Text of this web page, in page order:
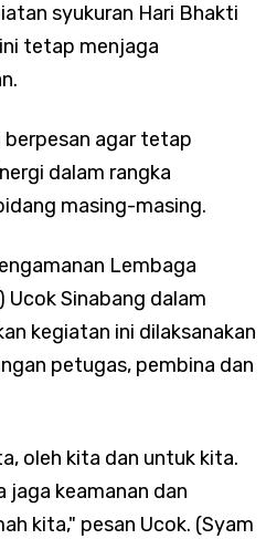
syukuran Hari Bhakti
tetap menjaga
berpesan agar tetap
dalam rangka
masing-masing.
Lembaga
Ucok Sinabang dalam
kegiatan ini dilaksanakan
petugas, pembina dan
oleh kita dan untuk kita.
jaga keamanan dan
kita," pesan Ucok. (Syam